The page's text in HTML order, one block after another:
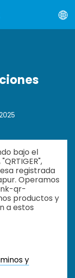
bajo el
registrada
Operamos
qr-
productos y
a estos
y